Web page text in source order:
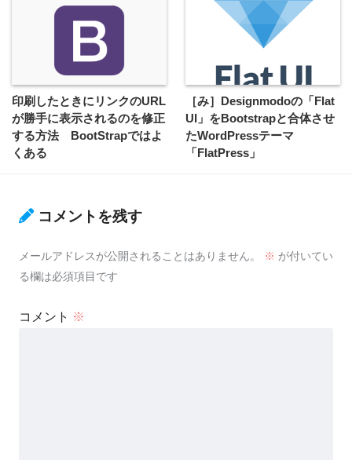
印刷したときにリンクのURL
が勝手に表示されるのを修正
する方法 BootStrapではよ
くある
［み］Designmodoの「Flat
UI」をBootstrapと合体させ
たWordPressテーマ
「FlatPress」
コメントを残す
メールアドレスが公開されることはありません。 ※ が付いてい
る欄は必須項目です
コメント ※